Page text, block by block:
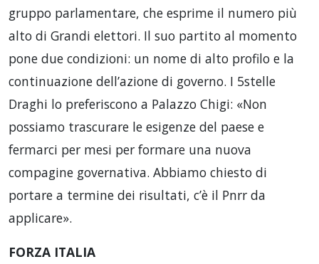
gruppo parlamentare, che esprime il numero più
alto di Grandi elettori. Il suo partito al momento
pone due condizioni: un nome di alto profilo e la
continuazione dell’azione di governo. I 5stelle
Draghi lo preferiscono a Palazzo Chigi: «Non
possiamo trascurare le esigenze del paese e
fermarci per mesi per formare una nuova
compagine governativa. Abbiamo chiesto di
portare a termine dei risultati, c’è il Pnrr da
applicare».
FORZA ITALIA